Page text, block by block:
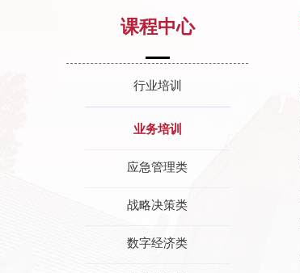
课程中心
行业培训
业务培训
应急管理类
战略决策类
数字经济类